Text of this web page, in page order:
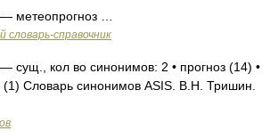
— метеопрогноз …
справочник
— сущ., кол во синонимов: 2 • прогноз (14) •
(1) Словарь синонимов ASIS. В.Н. Тришин.